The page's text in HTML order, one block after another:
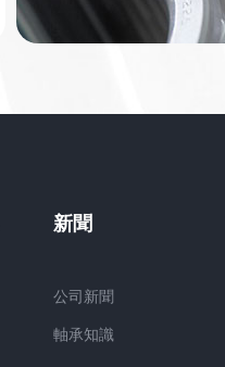
新聞
公司新聞
軸承知識